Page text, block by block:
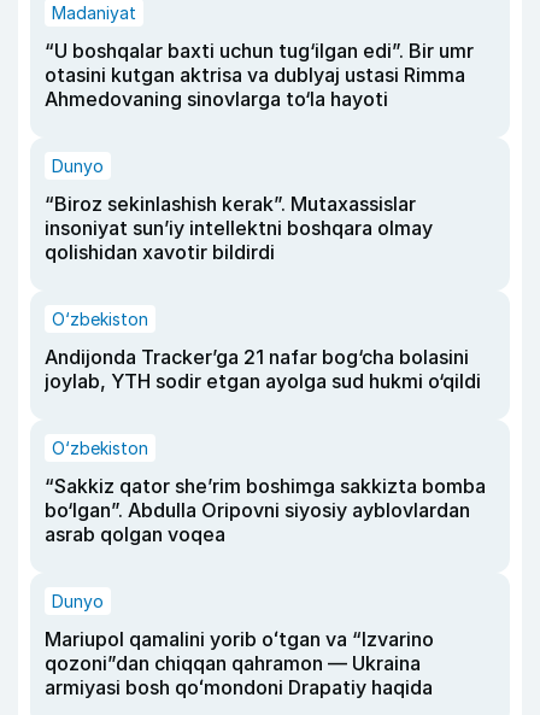
Madaniyat
“U boshqalar baxti uchun tug‘ilgan edi”. Bir umr
otasini kutgan aktrisa va dublyaj ustasi Rimma
Ahmedovaning sinovlarga to‘la hayoti
Dunyo
“Biroz sekinlashish kerak”. Mutaxassislar
insoniyat sun’iy intellektni boshqara olmay
qolishidan xavotir bildirdi
O‘zbekiston
Andijonda Tracker’ga 21 nafar bog‘cha bolasini
joylab, YTH sodir etgan ayolga sud hukmi o‘qildi
O‘zbekiston
“Sakkiz qator she’rim boshimga sakkizta bomba
bo‘lgan”. Abdulla Oripovni siyosiy ayblovlardan
asrab qolgan voqea
Dunyo
Mariupol qamalini yorib oʻtgan va “Izvarino
qozoni”dan chiqqan qahramon — Ukraina
armiyasi bosh qoʻmondoni Drapatiy haqida